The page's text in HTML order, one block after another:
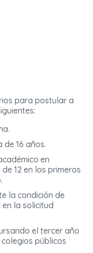
para postular a
de 16 años.
en
12 en los primeros
la condición de
la solicitud
el tercer año
públicos